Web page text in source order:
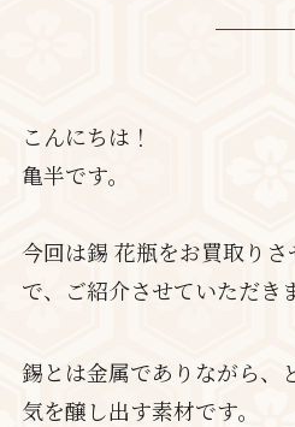
こんにちは！
亀半です。
今回は錫 花瓶をお買取り
で、ご紹介させていただき
錫とは金属でありながら、
気を醸し出す素材です。